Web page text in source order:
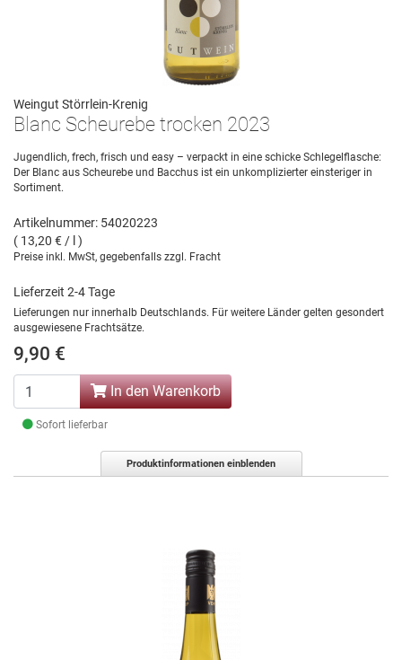
Weingut Störrlein-Krenig
Blanc Scheurebe trocken 2023
Jugendlich, frech, frisch und easy – verpackt in eine schicke Schlegelflasche:
Der Blanc aus Scheurebe und Bacchus ist ein unkomplizierter einsteriger in
Sortiment.
Artikelnummer: 54020223
( 13,20 € / l )
Preise inkl. MwSt, gegebenfalls zzgl. Fracht
Lieferzeit 2-4 Tage
Lieferungen nur innerhalb Deutschlands. Für weitere Länder gelten gesondert
ausgewiesene Frachtsätze.
9,90 €
In den Warenkorb
Sofort lieferbar
Produktinformationen einblenden